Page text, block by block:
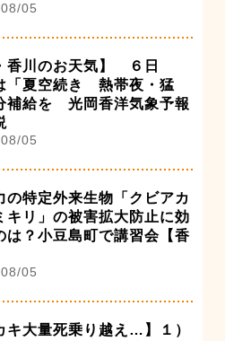
05
香川のお天気】 ６日
「夏空続き 熱帯夜・猛
補給を 光岡香洋気象予報
05
の特定外来生物「クビアカ
キリ」の被害拡大防止に効
は？小豆島町で講習会【香
05
キ大量死乗り越え…】１）